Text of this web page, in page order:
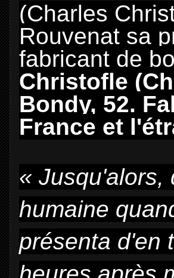
(Charles
Rouvenat sa
fabricant de
Christofle
Bondy, 52.
France et
« Jusqu'alors,
humaine
présenta d'en